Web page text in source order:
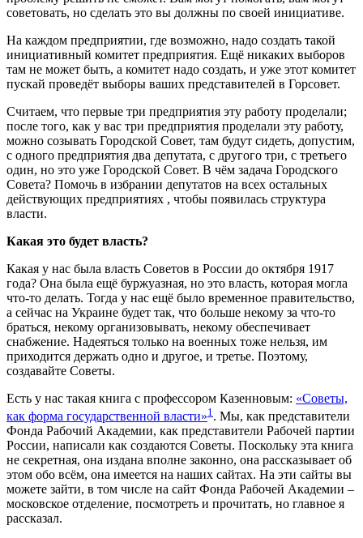
советовать, но сделать это вы должны по своей инициативе.
На каждом предприятии, где возможно, надо создать такой
инициативный комитет предприятия. Ещё никаких выборов
там не может быть, а комитет надо создать, и уже этот комитет
пускай проведёт выборы ваших представителей в Горсовет.
Считаем, что первые три предприятия эту работу проделали;
после того, как у вас три предприятия проделали эту работу,
можно созывать Городской Совет, там будут сидеть, допустим,
с одного предприятия два депутата, с другого три, с третьего
один, но это уже Городской Совет. В чём задача Городского
Совета? Помочь в избрании депутатов на всех остальных
действующих предприятиях , чтобы появилась структура
власти.
Какая это будет власть?
Какая у нас была власть Советов в России до октября 1917
года? Она была ещё буржуазная, но это власть, которая могла
что-то делать. Тогда у нас ещё было временное правительство,
а сейчас на Украине будет так, что больше некому за что-то
браться, некому организовывать, некому обеспечивает
снабжение. Надеяться только на военных тоже нельзя, им
приходится держать одно и другое, и третье. Поэтому,
создавайте Советы.
Есть у нас такая книга с профессором Казенновым: «Советы,
как форма государственной власти»1 . Мы, как представители
Фонда Рабочий Академии, как представители Рабочей партии
России, написали как создаются Советы. Поскольку эта книга
не секретная, она издана вполне законно, она рассказывает об
этом обо всём, она имеется на наших сайтах. На эти сайты вы
можете зайти, в том числе на сайт Фонда Рабочей Академии –
московское отделение, посмотреть и прочитать, но главное я
рассказал.